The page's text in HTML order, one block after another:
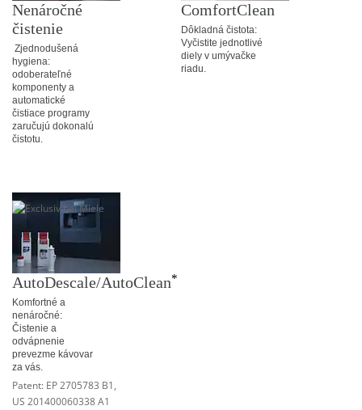
Nenáročné
čistenie
Zjednodušená
hygiena:
odoberateľné
komponenty a
automatické
čistiace programy
zaručujú dokonalú
čistotu.
ComfortClean
Dôkladná čistota:
Vyčistite jednotlivé
diely v umývačke
riadu.
AutoDescale/AutoClean*
Komfortné a
nenáročné:
Čistenie a
odvápnenie
prevezme kávovar
za vás.
Patent: EP 2705783 B1,
US 201400060338 A1